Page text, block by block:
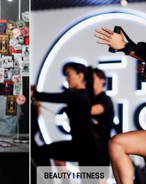
BEAUTY I FITNESS